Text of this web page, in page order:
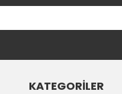
KATEGORİLER